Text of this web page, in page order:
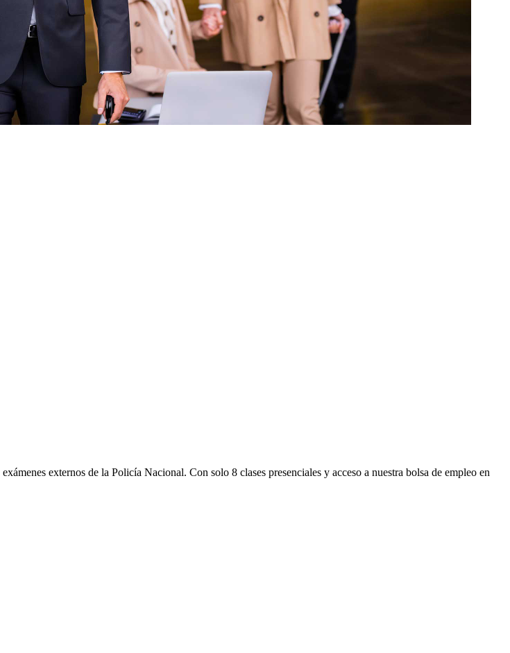
externos de la Policía Nacional. Con solo 8 clases presenciales y acceso a nuestra bolsa de empleo en